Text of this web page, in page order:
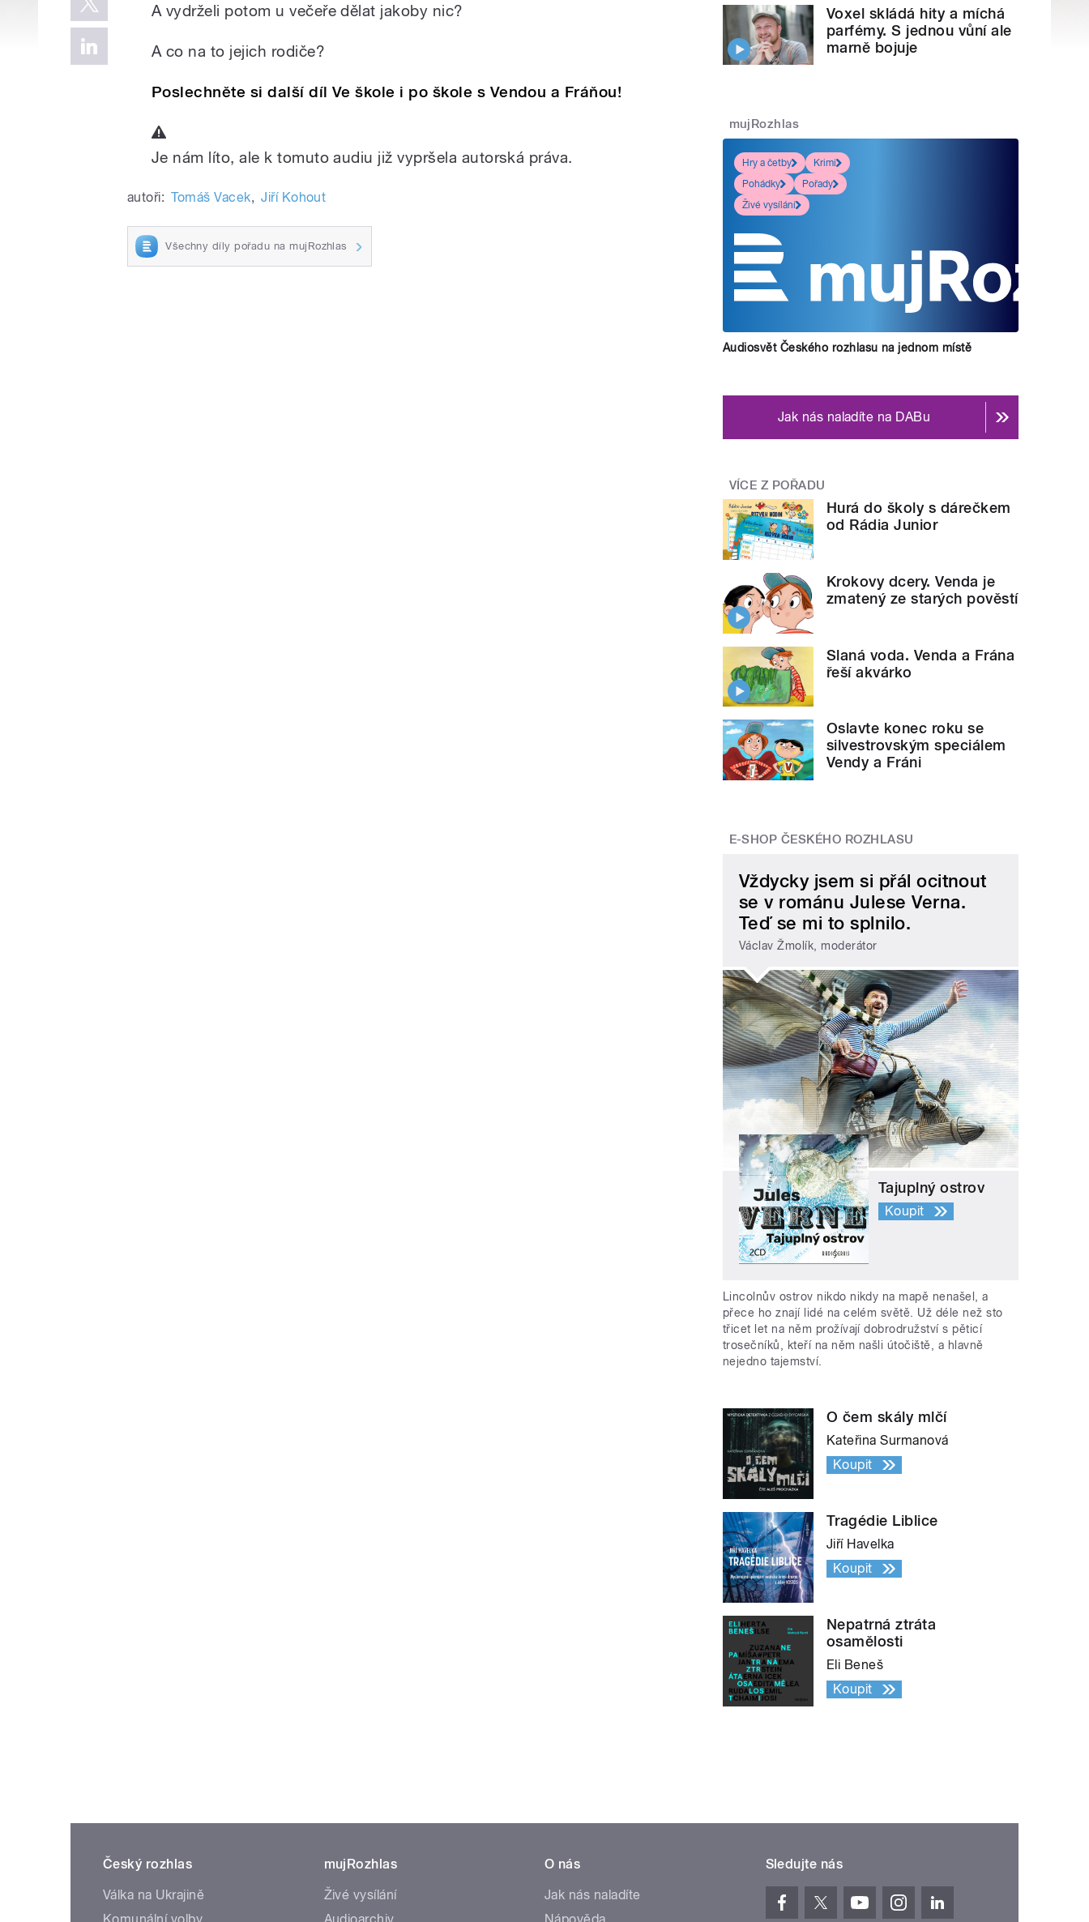
A vydrželi potom u večeře dělat jakoby nic?
A co na to jejich rodiče?
Poslechněte si další díl Ve škole i po škole s Vendou a Fráňou!
Je nám líto, ale k tomuto audiu již vypršela autorská práva.
autoři: Tomáš Vacek, Jiří Kohout
Všechny díly pořadu na mujRozhlas
Voxel skládá hity a míchá
parfémy. S jednou vůní ale
marně bojuje
mujRozhlas
Hry a četby
Krimi
Pohádky
Pořady
Živé vysílání
Audiosvět Českého rozhlasu na jednom místě
Jak nás naladíte na DABu
VÍCE Z POŘADU
Hurá do školy s dárečkem
od Rádia Junior
Krokovy dcery. Venda je
zmatený ze starých pověstí
Slaná voda. Venda a Frána
řeší akvárko
Oslavte konec roku se
silvestrovským speciálem
Vendy a Fráni
E-SHOP ČESKÉHO ROZHLASU
Vždycky jsem si přál ocitnout
se v románu Julese Verna.
Teď se mi to splnilo.
Václav Žmolík, moderátor
Tajuplný ostrov
Koupit
Lincolnův ostrov nikdo nikdy na mapě nenašel, a
přece ho znají lidé na celém světě. Už déle než sto
třicet let na něm prožívají dobrodružství s pěticí
trosečníků, kteří na něm našli útočiště, a hlavně
nejedno tajemství.
O čem skály mlčí
Kateřina Surmanová
Koupit
Tragédie Liblice
Jiří Havelka
Koupit
Nepatrná ztráta
osamělosti
Eli Beneš
Koupit
Český rozhlas
Válka na Ukrajině
mujRozhlas
Živé vysílání
O nás
Jak nás naladíte
Sledujte nás